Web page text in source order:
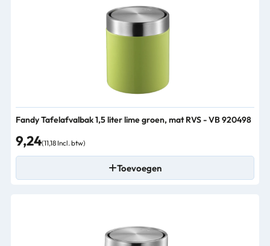
Fandy Tafelafvalbak 1,5 liter lime groen, mat RVS - VB 920498
9,24(11,18 Incl. btw)
Toevoegen